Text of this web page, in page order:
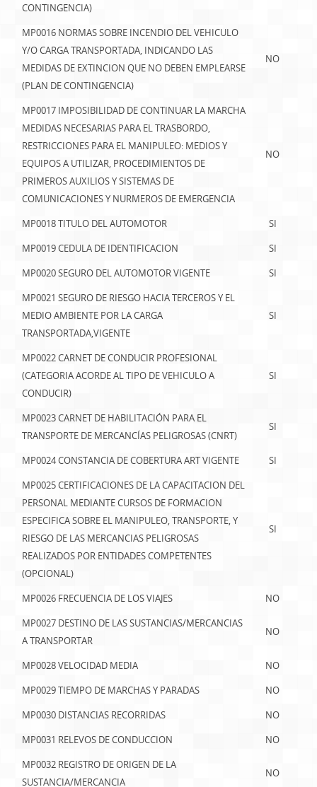
CONTINGENCIA)
MP0016 NORMAS SOBRE INCENDIO DEL VEHICULO
Y/O CARGA TRANSPORTADA, INDICANDO LAS
MEDIDAS DE EXTINCION QUE NO DEBEN EMPLEARSE
(PLAN DE CONTINGENCIA)
NO
MP0017 IMPOSIBILIDAD DE CONTINUAR LA MARCHA
MEDIDAS NECESARIAS PARA EL TRASBORDO,
RESTRICCIONES PARA EL MANIPULEO: MEDIOS Y
EQUIPOS A UTILIZAR, PROCEDIMIENTOS DE
PRIMEROS AUXILIOS Y SISTEMAS DE
COMUNICACIONES Y NURMEROS DE EMERGENCIA
NO
MP0018 TITULO DEL AUTOMOTOR
SI
MP0019 CEDULA DE IDENTIFICACION
SI
MP0020 SEGURO DEL AUTOMOTOR VIGENTE
SI
MP0021 SEGURO DE RIESGO HACIA TERCEROS Y EL
MEDIO AMBIENTE POR LA CARGA
TRANSPORTADA,VIGENTE
SI
MP0022 CARNET DE CONDUCIR PROFESIONAL
(CATEGORIA ACORDE AL TIPO DE VEHICULO A
CONDUCIR)
SI
MP0023 CARNET DE HABILITACIÓN PARA EL
TRANSPORTE DE MERCANCÍAS PELIGROSAS (CNRT)
SI
MP0024 CONSTANCIA DE COBERTURA ART VIGENTE
SI
MP0025 CERTIFICACIONES DE LA CAPACITACION DEL
PERSONAL MEDIANTE CURSOS DE FORMACION
ESPECIFICA SOBRE EL MANIPULEO, TRANSPORTE, Y
RIESGO DE LAS MERCANCIAS PELIGROSAS
REALIZADOS POR ENTIDADES COMPETENTES
(OPCIONAL)
SI
MP0026 FRECUENCIA DE LOS VIAJES
NO
MP0027 DESTINO DE LAS SUSTANCIAS/MERCANCIAS
A TRANSPORTAR
NO
MP0028 VELOCIDAD MEDIA
NO
MP0029 TIEMPO DE MARCHAS Y PARADAS
NO
MP0030 DISTANCIAS RECORRIDAS
NO
MP0031 RELEVOS DE CONDUCCION
NO
MP0032 REGISTRO DE ORIGEN DE LA
SUSTANCIA/MERCANCIA
NO